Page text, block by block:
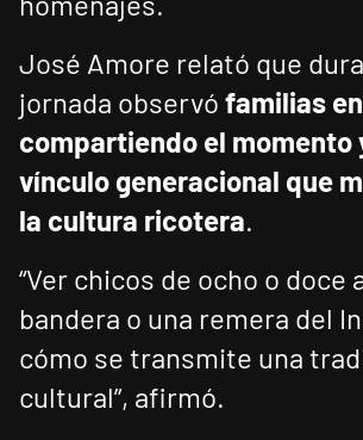
José Amore relató que
jornada observó familias
compartiendo el momento
vínculo generacional que
la cultura ricotera.
“Ver chicos de ocho o doce
bandera o una remera del
cómo se transmite una
cultural”, afirmó.